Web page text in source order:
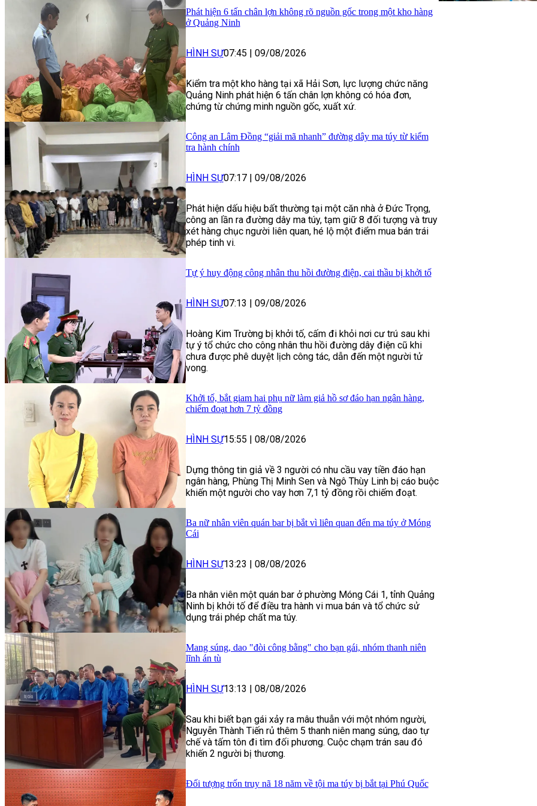
Phát hiện 6 tấn chân lợn không rõ nguồn gốc trong một kho hàng
ở Quảng Ninh
HÌNH SỰ07:45 | 09/08/2026
Kiểm tra một kho hàng tại xã Hải Sơn, lực lượng chức năng
Quảng Ninh phát hiện 6 tấn chân lợn không có hóa đơn,
chứng từ chứng minh nguồn gốc, xuất xứ.
Công an Lâm Đồng “giải mã nhanh” đường dây ma túy từ kiểm
tra hành chính
HÌNH SỰ07:17 | 09/08/2026
Phát hiện dấu hiệu bất thường tại một căn nhà ở Đức Trọng,
công an lần ra đường dây ma túy, tạm giữ 8 đối tượng và truy
xét hàng chục người liên quan, hé lộ một điểm mua bán trái
phép tinh vi.
Tự ý huy động công nhân thu hồi đường điện, cai thầu bị khởi tố
HÌNH SỰ07:13 | 09/08/2026
Hoàng Kim Trường bị khởi tố, cấm đi khỏi nơi cư trú sau khi
tự ý tổ chức cho công nhân thu hồi đường dây điện cũ khi
chưa được phê duyệt lịch công tác, dẫn đến một người tử
vong.
Khởi tố, bắt giam hai phụ nữ làm giả hồ sơ đáo hạn ngân hàng,
chiếm đoạt hơn 7 tỷ đồng
HÌNH SỰ15:55 | 08/08/2026
Dựng thông tin giả về 3 người có nhu cầu vay tiền đáo hạn
ngân hàng, Phùng Thị Minh Sen và Ngô Thùy Linh bị cáo buộc
khiến một người cho vay hơn 7,1 tỷ đồng rồi chiếm đoạt.
Ba nữ nhân viên quán bar bị bắt vì liên quan đến ma túy ở Móng
Cái
HÌNH SỰ13:23 | 08/08/2026
Ba nhân viên một quán bar ở phường Móng Cái 1, tỉnh Quảng
Ninh bị khởi tố để điều tra hành vi mua bán và tổ chức sử
dụng trái phép chất ma túy.
Mang súng, dao "đòi công bằng" cho bạn gái, nhóm thanh niên
lĩnh án tù
HÌNH SỰ13:13 | 08/08/2026
Sau khi biết bạn gái xảy ra mâu thuẫn với một nhóm người,
Nguyễn Thành Tiến rủ thêm 5 thanh niên mang súng, dao tự
chế và tấm tôn đi tìm đối phương. Cuộc chạm trán sau đó
khiến 2 người bị thương.
Đối tượng trốn truy nã 18 năm về tội ma túy bị bắt tại Phú Quốc